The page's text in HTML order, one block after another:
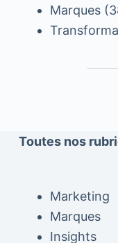
Marques
Toutes nos
Marketing
Marques
Insights